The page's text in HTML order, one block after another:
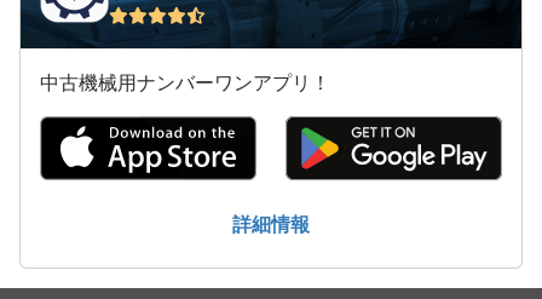
中古機械用ナンバーワンアプリ！
詳細情報